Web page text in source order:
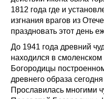
1812 года где и
изгнания врагов из
праздновать этот день
До 1941 года древний
находился в
Богородицы
древнего образа
Прославилась многими